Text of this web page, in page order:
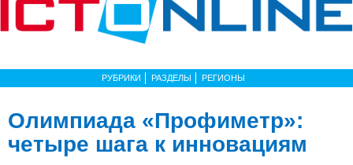
РУБРИКИ РАЗДЕЛЫ РЕГИОНЫ
Олимпиада «Профиметр»:
четыре шага к инновациям